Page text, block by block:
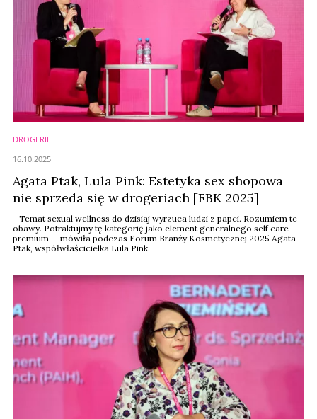
DROGERIE
Agata Ptak, Lula Pink: Estetyka sex shopowa
nie sprzeda się w drogeriach [FBK 2025]
- Temat sexual wellness do dzisiaj wyrzuca ludzi z papci. Rozumiem te
obawy. Potraktujmy tę kategorię jako element generalnego self care
premium — mówiła podczas Forum Branży Kosmetycznej 2025 Agata
Ptak, współwłaścicielka Lula Pink.
16.10.2025